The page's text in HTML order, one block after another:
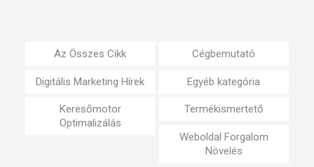
Az Összes Cikk Cégbemutató
Digitális Marketing Hírek Egyéb kategória
Keresőmotor
Optimalizálás
Termékismertető
Weboldal Forgalom
Növelés